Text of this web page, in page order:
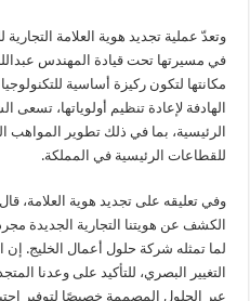
وتعدّ عملية تجديد هوية العلامة
في مسيرتها تحت قيادة المهندس
مكانتها لتكون ركيزة أساسية
الهادفة لإعادة تنظيم أولوياتها،
الرئيسية، بما في ذلك تطوير المواهب
للقطاعات الرئيسية في المملكة.
وفي تعليقه على تجديد هوية العلامة،
الكشف عن هويتنا التجارية الجديدة
لما تمثله شركة حلول أعمال الخليج. إن
التغيير البصري، للتأكيد على وعدنا
عبر الحلول المصممة خصيصًا لتوفير